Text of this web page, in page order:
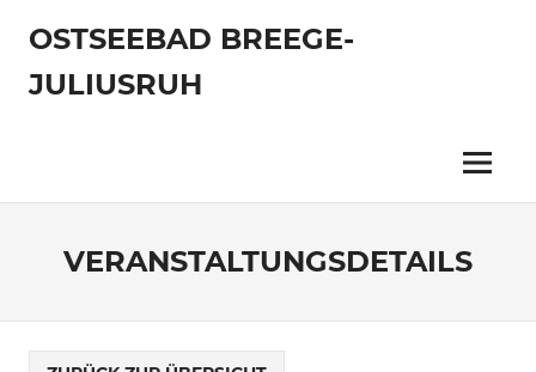
Inhalt
springen
OSTSEEBAD BREEGE-
JULIUSRUH
Menu
VERANSTALTUNGSDETAILS